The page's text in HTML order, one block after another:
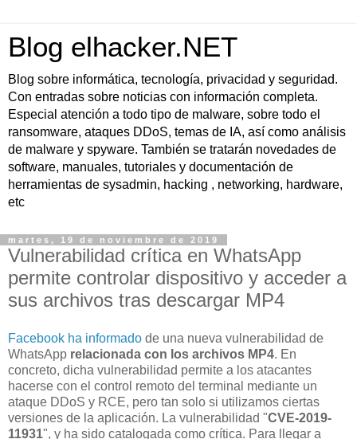
Blog elhacker.NET
Blog sobre informática, tecnología, privacidad y seguridad.
Con entradas sobre noticias con información completa.
Especial atención a todo tipo de malware, sobre todo el
ransomware, ataques DDoS, temas de IA, así como análisis
de malware y spyware. También se tratarán novedades de
software, manuales, tutoriales y documentación de
herramientas de sysadmin, hacking , networking, hardware,
etc
martes, 19 de noviembre de 2019
Vulnerabilidad crítica en WhatsApp
permite controlar dispositivo y acceder a
sus archivos tras descargar MP4
Facebook ha informado de una nueva vulnerabilidad de
WhatsApp relacionada con los archivos MP4. En
concreto, dicha vulnerabilidad permite a los atacantes
hacerse con el control remoto del terminal mediante un
ataque DDoS y RCE, pero tan solo si utilizamos ciertas
versiones de la aplicación. La vulnerabilidad "CVE-2019-
11931", y ha sido catalogada como crítica. Para llegar a